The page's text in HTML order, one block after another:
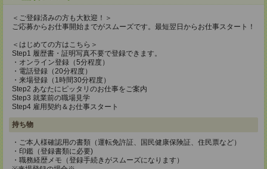
＜ご登録済みの方も大歓迎！＞
ご応募からお仕事開始までがスムーズです。最短翌日からお仕事スタート！
＜はじめての方はこちら＞
Step1 履歴書・証明写真不要で登録できます。
・オンライン登録（5分程度）
・電話登録（20分程度）
・来場登録（1時間30分程度）
Step2 あなたにピッタリのお仕事をご案内
Step3 就業前の職場見学
Step4 雇用契約＆お仕事スタート
持ち物
・ご本人様確認用の書類（運転免許証、国民健康保険証、住民票など）
・印鑑（登録書類に必要)
・職務経歴メモ（登録手続きがスムーズになります）